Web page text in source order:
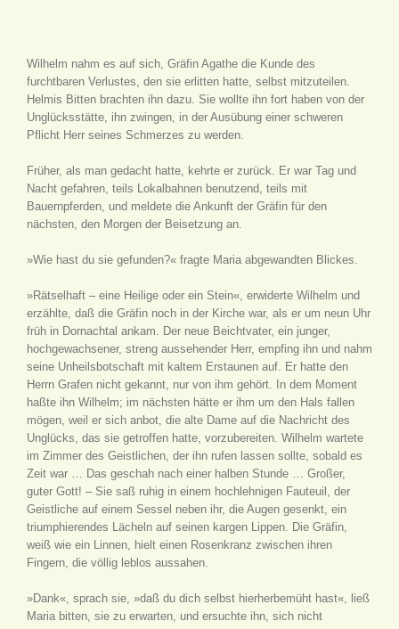
Wilhelm nahm es auf sich, Gräfin Agathe die Kunde des
furchtbaren Verlustes, den sie erlitten hatte, selbst mitzuteilen.
Helmis Bitten brachten ihn dazu. Sie wollte ihn fort haben von der
Unglücksstätte, ihn zwingen, in der Ausübung einer schweren
Pflicht Herr seines Schmerzes zu werden.
Früher, als man gedacht hatte, kehrte er zurück. Er war Tag und
Nacht gefahren, teils Lokalbahnen benutzend, teils mit
Bauernpferden, und meldete die Ankunft der Gräfin für den
nächsten, den Morgen der Beisetzung an.
»Wie hast du sie gefunden?« fragte Maria abgewandten Blickes.
»Rätselhaft – eine Heilige oder ein Stein«, erwiderte Wilhelm und
erzählte, daß die Gräfin noch in der Kirche war, als er um neun Uhr
früh in Dornachtal ankam. Der neue Beichtvater, ein junger,
hochgewachsener, streng aussehender Herr, empfing ihn und nahm
seine Unheilsbotschaft mit kaltem Erstaunen auf. Er hatte den
Herrn Grafen nicht gekannt, nur von ihm gehört. In dem Moment
haßte ihn Wilhelm; im nächsten hätte er ihm um den Hals fallen
mögen, weil er sich anbot, die alte Dame auf die Nachricht des
Unglücks, das sie getroffen hatte, vorzubereiten. Wilhelm wartete
im Zimmer des Geistlichen, der ihn rufen lassen sollte, sobald es
Zeit war … Das geschah nach einer halben Stunde … Großer,
guter Gott! – Sie saß ruhig in einem hochlehnigen Fauteuil, der
Geistliche auf einem Sessel neben ihr, die Augen gesenkt, ein
triumphierendes Lächeln auf seinen kargen Lippen. Die Gräfin,
weiß wie ein Linnen, hielt einen Rosenkranz zwischen ihren
Fingern, die völlig leblos aussahen.
»Dank«, sprach sie, »daß du dich selbst hierherbemüht hast«, ließ
Maria bitten, sie zu erwarten, und ersuchte ihn, sich nicht